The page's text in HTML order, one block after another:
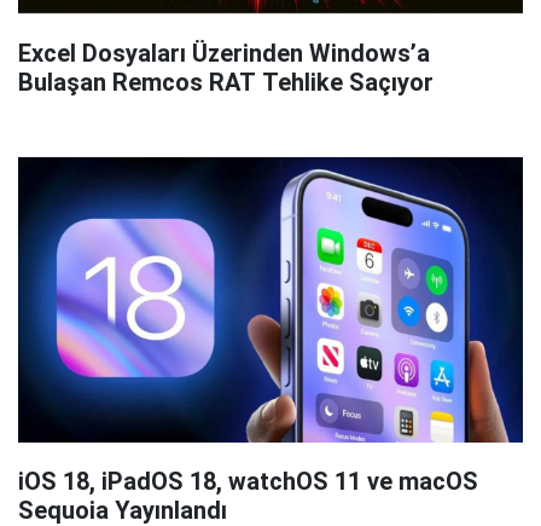
Excel Dosyaları Üzerinden Windows’a
Bulaşan Remcos RAT Tehlike Saçıyor
iOS 18, iPadOS 18, watchOS 11 ve macOS
Sequoia Yayınlandı